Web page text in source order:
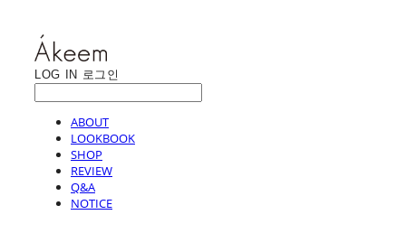
LOG IN 로그인
ABOUT
LOOKBOOK
SHOP
REVIEW
Q&A
NOTICE